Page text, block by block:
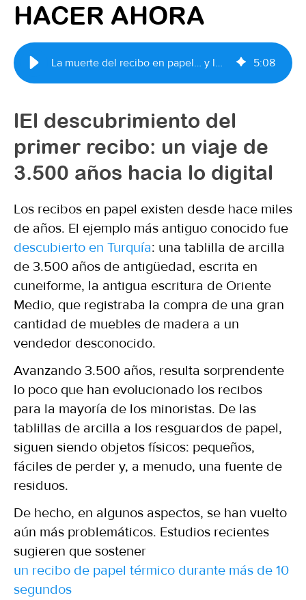
HACER AHORA
La muerte del recibo en papel… y lo que los minoristas deben hacer ahora 5:08
lEl descubrimiento del
primer recibo: un viaje de
3.500 años hacia lo digital
Los recibos en papel existen desde hace miles
de años. El ejemplo más antiguo conocido fue
descubierto en Turquía: una tablilla de arcilla
de 3.500 años de antigüedad, escrita en
cuneiforme, la antigua escritura de Oriente
Medio, que registraba la compra de una gran
cantidad de muebles de madera a un
vendedor desconocido.
Avanzando 3.500 años, resulta sorprendente
lo poco que han evolucionado los recibos
para la mayoría de los minoristas. De las
tablillas de arcilla a los resguardos de papel,
siguen siendo objetos físicos: pequeños,
fáciles de perder y, a menudo, una fuente de
residuos.
De hecho, en algunos aspectos, se han vuelto
aún más problemáticos. Estudios recientes
sugieren que sostener
un recibo de papel térmico durante más de 10
segundos